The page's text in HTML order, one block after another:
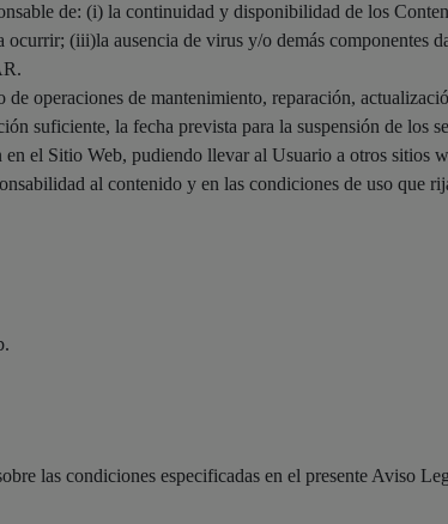
de: (i) la continuidad y disponibilidad de los
(iii)la ausencia de virus y/o demás componentes
operaciones de mantenimiento, reparación,
suficiente, la fecha prevista para la suspensión de los
el Sitio Web, pudiendo llevar al Usuario a otros sitios
al contenido y en las condiciones de uso que
las condiciones especificadas en el presente Aviso